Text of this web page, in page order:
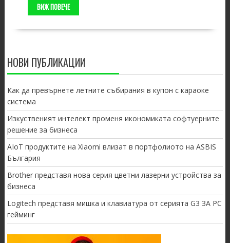
ВИЖ ПОВЕЧЕ
НОВИ ПУБЛИКАЦИИ
Как да превърнете летните събирания в купон с караоке
система
Изкуственият интелект променя икономиката софтуерните
решение за бизнеса
AIoT продуктите на Xiaomi влизат в портфолиото на ASBIS
България
Brother представя нова серия цветни лазерни устройства за
бизнеса
Logitech представя мишка и клавиатура от серията G3 ЗА PC
гейминг